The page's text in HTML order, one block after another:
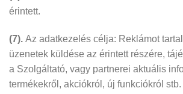
érintett.
(7). Az adatkezelés célja: Reklámot
üzenetek küldése az érintett részére,
a Szolgáltató, vagy partnerei aktuális
termékekről, akciókról, új funkciókról stb.